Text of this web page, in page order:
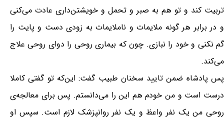
تربیت کند و تو هم به صبر و تحمل و خویشتن‌داری عادت می‌کنی
و در برابر هر گونه ملایمات و ناملایمات به زودی دست و پایت را
گم نکنی و خود را نبازی. چون که بیماری روحی را دوای روحی علاج
می‌کند.
پس پادشاه ضمن تایید سخنان طبیب گفت: این‌که تو گفتی کاملا
درست است و من خودم هم این را می‌دانستم. پس برای معالجه‌ی
روحی من یک نفر واعظ و یک نفر روانپزشک لازم است. سپس او